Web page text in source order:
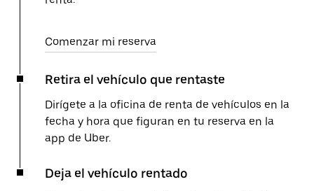
Comenzar mi reserva
Retira el vehículo que rentaste
Dirígete a la oficina de renta de vehículos en la
fecha y hora que figuran en tu reserva en la
app de Uber.
Deja el vehículo rentado